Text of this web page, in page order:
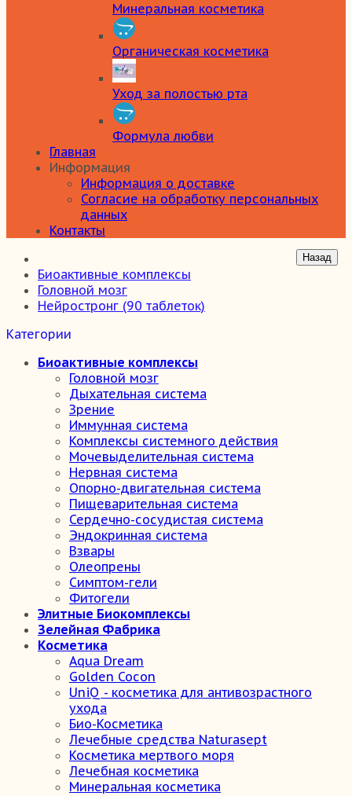
Минеральная косметика
Органическая косметика
Уход за полостью рта
Формула любви
Главная
Информация
Информация о доставке
Согласие на обработку персональных
данных
Контакты
Биоактивные комплексы
Головной мозг
Нейростронг (90 таблеток)
Категории
Биоактивные комплексы
Головной мозг
Дыхательная система
Зрение
Иммунная система
Комплексы системного действия
Мочевыделительная система
Нервная система
Опорно-двигательная система
Пищеварительная система
Сердечно-сосудистая система
Эндокринная система
Взвары
Олеопрены
Симптом-гели
Фитогели
Элитные Биокомплексы
Зелейная Фабрика
Косметика
Aqua Dream
Golden Cocon
UniQ - косметика для антивозрастного
ухода
Био-Косметика
Лечебные средства Naturasept
Косметика мертвого моря
Лечебная косметика
Минеральная косметика